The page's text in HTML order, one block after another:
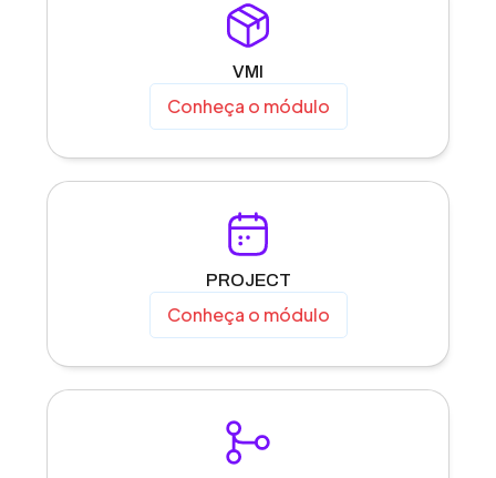
VMI
Conheça o módulo
PROJECT
Conheça o módulo